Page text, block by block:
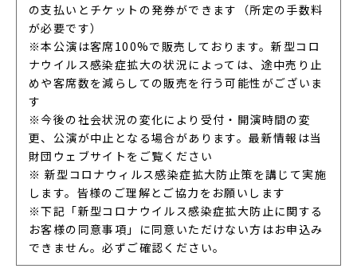
の支払いとチケットの発券ができます（所定の手数料
が必要です）
※本公演は客席100%で販売しております。新型コロ
ナウイルス感染症拡大の状況によっては、途中売り止
めや客席数を減らしての販売を行う可能性がございま
す
※今後の社会状況の変化により受付・開演時間の変
更、公演が中止となる場合があります。最新情報は当
財団ウェブサイトをご覧ください
※ 新型コロナウィルス感染症拡大防止策を講じて実施
します。皆様のご理解とご協力をお願いします
※下記「新型コロナウイルス感染症拡大防止に関する
お客様の同意事項」に同意いただけない方はお申込み
できません。必ずご確認ください。